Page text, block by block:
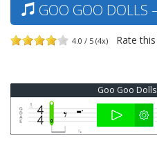
GOO GOO DOLLS
4.0 / 5 (4x) Rate
Goo Goo